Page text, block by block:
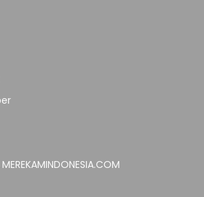
MEREKAMINDONESIA.COM